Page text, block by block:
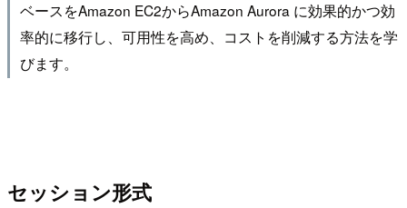
ベースをAmazon EC2からAmazon Aurora に効果的かつ効
率的に移行し、可用性を高め、コストを削減する方法を学
びます。
セッション形式